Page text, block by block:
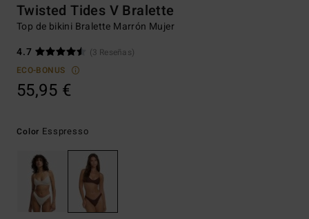
Twisted Tides V Bralette
Top de bikini Bralette Marrón Mujer
4.7
(3 Reseñas)
ECO-BONUS
55,95 €
Color Esspresso